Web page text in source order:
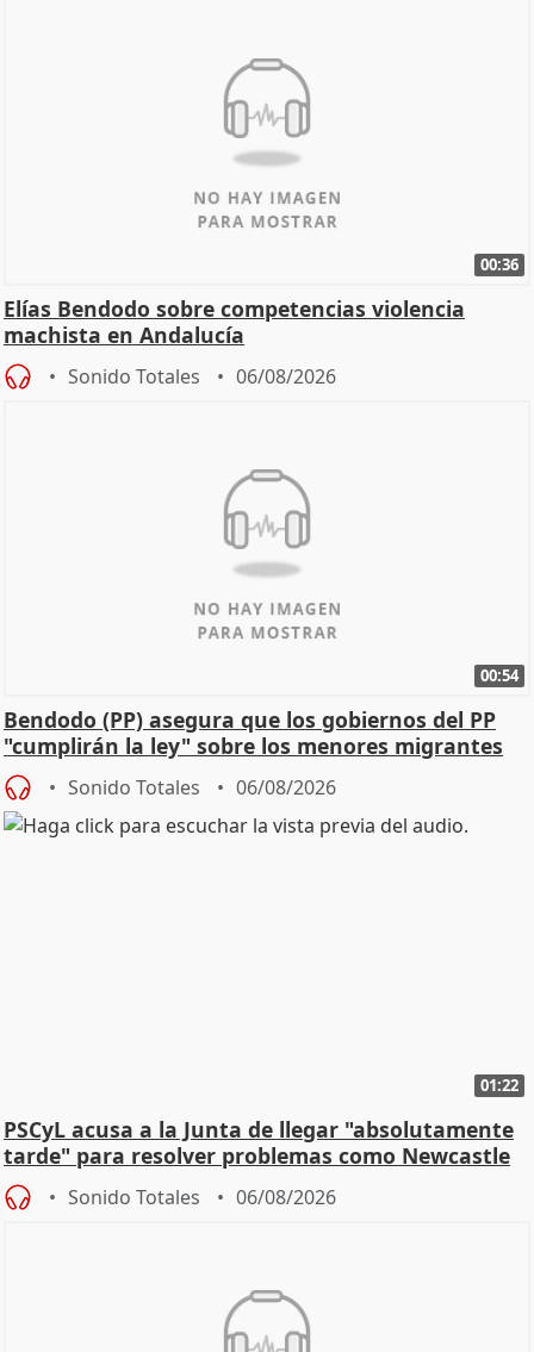
00:36
Elías Bendodo sobre competencias violencia
machista en Andalucía
Sonido Totales 06/08/2026
00:54
Bendodo (PP) asegura que los gobiernos del PP
"cumplirán la ley" sobre los menores migrantes
Sonido Totales 06/08/2026
01:22
PSCyL acusa a la Junta de llegar "absolutamente
tarde" para resolver problemas como Newcastle
Sonido Totales 06/08/2026